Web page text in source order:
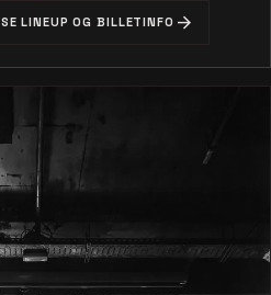
SE LINEUP OG BILLETINFO arrow_forward